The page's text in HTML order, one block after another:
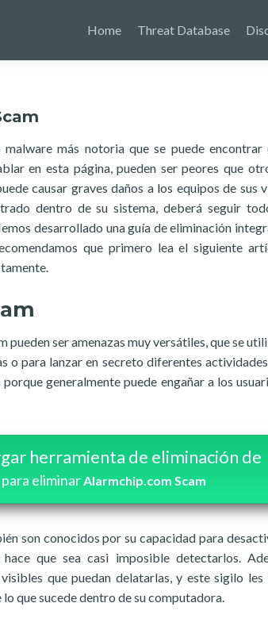
Home Threat Database
más notoria que se puede encontrar
en esta página, pueden ser peores que
causar graves daños a los equipos de sus
dentro de su sistema, deberá seguir
desarrollado una guía de eliminación
que primero lea el siguiente
pueden ser amenazas muy versátiles, que se
o para lanzar en secreto diferentes
generalmente puede engañar a los
herramienta de eliminación de
para eliminarAlarmchip.com Scam
son conocidos por su capacidad para
que sea casi imposible detectarlos.
que puedan delatarlas, y este sigilo les
que sucede dentro de su computadora.